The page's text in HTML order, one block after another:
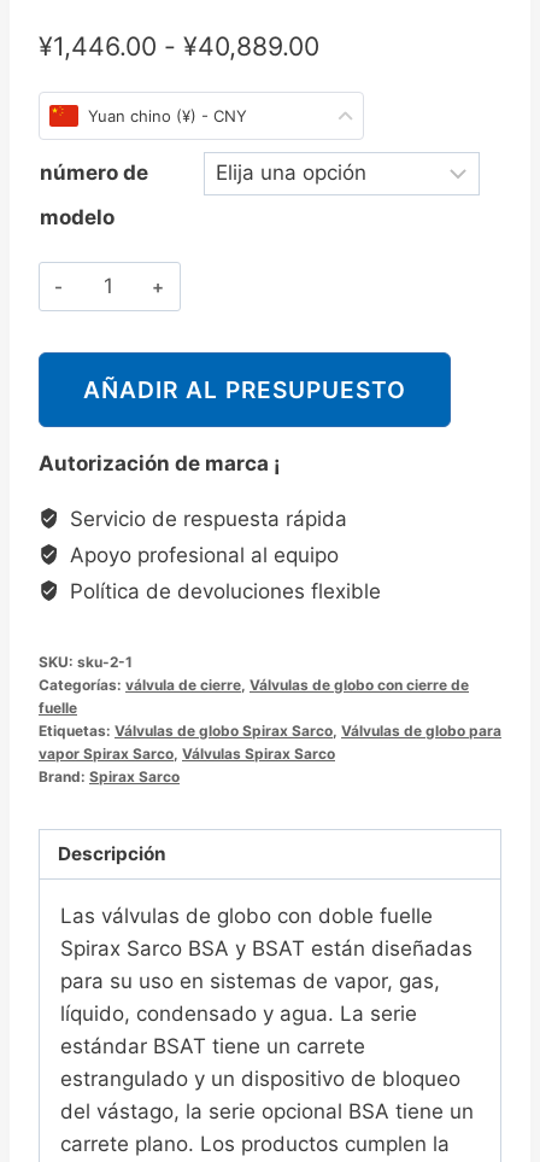
¥1,446.00 - ¥40,889.00
Yuan chino (¥) - CNY
número de
modelo
Cantidad
斯
莎
Sarco
BSA1T/BSA2T/BSA2-
截
止
波
管
密
截
止
AÑADIR AL PRESUPUESTO
Autorización de marca ¡
Servicio de respuesta rápida
Apoyo profesional al equipo
Política de devoluciones flexible
SKU: sku-2-1
Categorías: válvula de cierre, Válvulas de globo con cierre de
fuelle
Etiquetas: Válvulas de globo Spirax Sarco, Válvulas de globo para
vapor Spirax Sarco, Válvulas Spirax Sarco
Brand: Spirax Sarco
Descripción
Las válvulas de globo con doble fuelle
Spirax Sarco BSA y BSAT están diseñadas
para su uso en sistemas de vapor, gas,
líquido, condensado y agua. La serie
estándar BSAT tiene un carrete
estrangulado y un dispositivo de bloqueo
del vástago, la serie opcional BSA tiene un
carrete plano. Los productos cumplen la